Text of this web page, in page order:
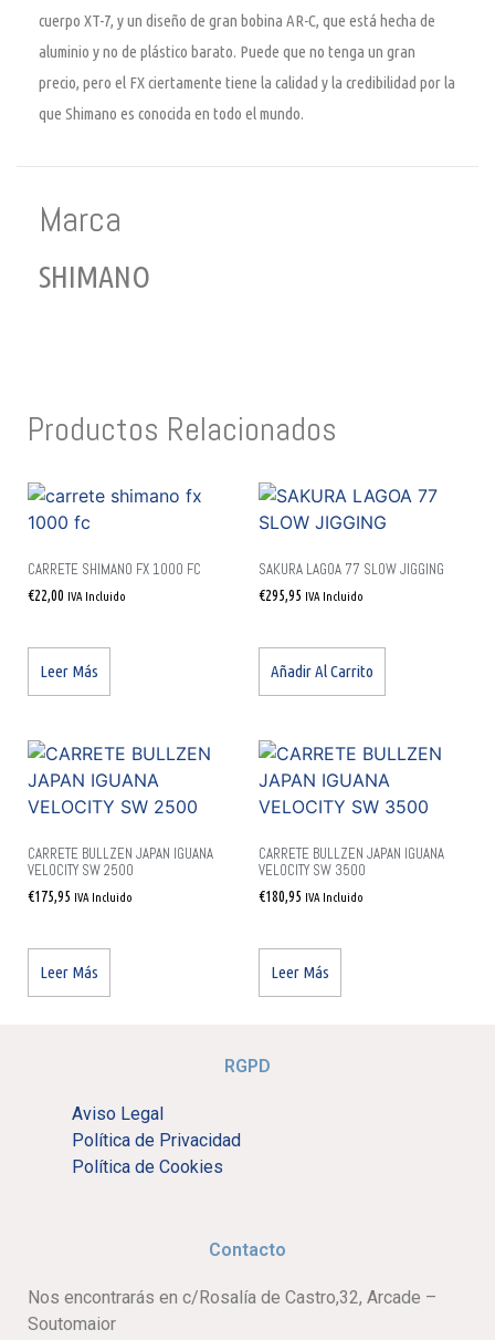
cuerpo XT-7, y un diseño de gran bobina AR-C, que está hecha de
aluminio y no de plástico barato. Puede que no tenga un gran
precio, pero el FX ciertamente tiene la calidad y la credibilidad por la
que Shimano es conocida en todo el mundo.
Marca
SHIMANO
Productos Relacionados
CARRETE SHIMANO FX 1000 FC
€22,00 IVA Incluido
Leer Más
SAKURA LAGOA 77 SLOW JIGGING
€295,95 IVA Incluido
Añadir Al Carrito
CARRETE BULLZEN JAPAN IGUANA
VELOCITY SW 2500
€175,95 IVA Incluido
Leer Más
CARRETE BULLZEN JAPAN IGUANA
VELOCITY SW 3500
€180,95 IVA Incluido
Leer Más
RGPD
Aviso Legal
Política de Privacidad
Política de Cookies
Contacto
Nos encontrarás en c/Rosalía de Castro,32, Arcade –
Soutomaior